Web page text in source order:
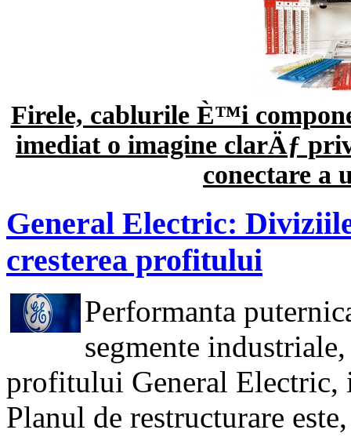
Firele, cablurile È™i
imediat o imagine clarÄƒ
conectare a
General Electric:
cresterea profitului
Performanta
segmente
profitului General Electric,
Planul de restructurare